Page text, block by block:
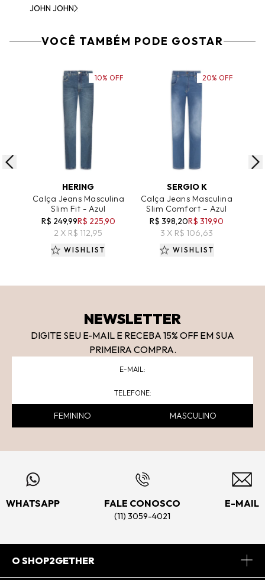
JOHN JOHN
VOCÊ TAMBÉM PODE GOSTAR
ADICIONAR AO CARRINHO
HERING
Calça Jeans Masculina
Slim Fit - Azul
R$ 249,99R$ 225,90
2 X R$ 112,95
10% OFF
WISHLIST
ADICIONAR AO CARRINHO
SERGIO K
Calça Jeans Masculina
Slim Comfort – Azul
R$ 398,20R$ 319,90
3 X R$ 106,63
20% OFF
WISHLIST
NEWSLETTER
DIGITE SEU E-MAIL E RECEBA 15% OFF EM SUA
PRIMEIRA COMPRA.
FEMININO MASCULINO
WHATSAPP FALE CONOSCO
(11) 3059-4021
E-MAIL
O SHOP2GETHER